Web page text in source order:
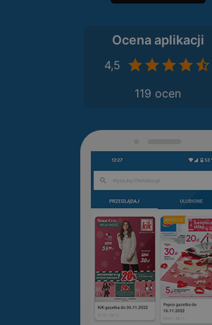
Ocena aplikacji
4,5
119 ocen